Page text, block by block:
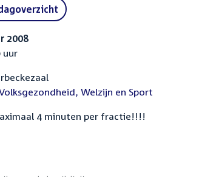
2008
uur
Welzijn en Sport
4 minuten per fractie!!!!